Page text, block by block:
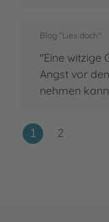
Blog "Lies doch"
"Eine witzige
Angst vor
nehmen